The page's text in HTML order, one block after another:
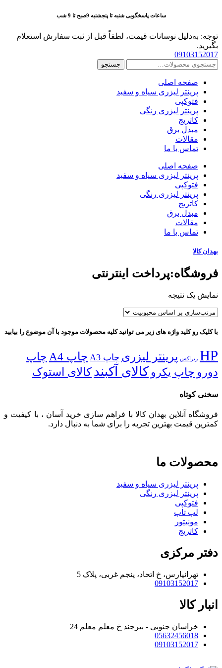
محتوا
ساعات پاسخگویی شنبه تا پنجشنبه 9صبح تا 9 شب
توجه: به‌دلیل نوسانات قیمت، لطفاً قبل از ثبت سفارش استعلام
بگیرید.
09103152017
جستجو
جستجو
صفحه اصلی
پرینتر لیزری سیاه و سفید
فتوکپی
پرینتر لیزری رنگی
کاتریج
مبدل برق
مقالات
تماس با ما
صفحه اصلی
پرینتر لیزری سیاه و سفید
فتوکپی
پرینتر لیزری رنگی
کاتریج
مبدل برق
مقالات
تماس با ما
بهدان کالا
فروشگاه:پرداخت اینترنتی
نمایش یک نتیجه
با کلیک رو کلید واژه های زیر می توانید کلیه محصولات موجود با آن موضوع را بیابید
HP زیراکس پرینتر لیزری چاپ A3 چاپ A4
چاپ
دورو چاپ یکرو کالای آکبند کالای استوک
سخنی کوتاه
فروشگاه آنلاین بهدان کالا با فراهم سازی خرید آسان ، با کیفیت و
کمترین قیمت بهترین تجربه را برای شما به دنبال دارد.
محصولات ما
پرینتر لیزری سیاه و سفید
پرینتر لیزری رنگی
فتوکپی
لپ تاپ
مونیتور
کاتریج
دفتر مرکزی
تهرانپارس، خ اتحاد، پنجم غربی، پلاک 5
09103152017
انبار کالا
خراسان جنوبی - بیرجند خ معلم معلم 24
05632456018
09103152017